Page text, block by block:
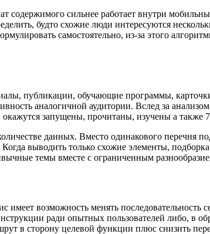
сильнее работает внутри
будто схожие люди интересуются
самостоятельно, из-за этого
публикации, обучающие программы,
аналогичной аудитории. Вслед за
запущены, прочитаны, изучены а также
данных. Вместо одинакового
выводить только схожие элементы,
темы вместе с ограниченным
возможность менять последовательность
ради опытных пользователей либо, в
в сторону целевой функции плюс снизить